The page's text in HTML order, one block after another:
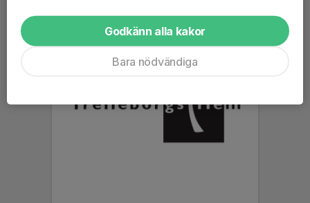
Godkänn alla kakor
Bara nödvändiga